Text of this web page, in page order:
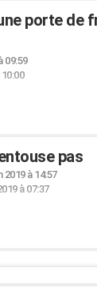
porte de
09:59
pas
2019 à 14:57
à 07:37